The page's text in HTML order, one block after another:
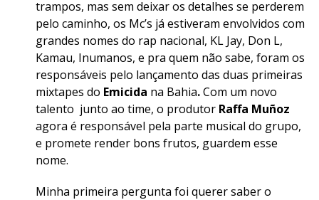
trampos, mas sem deixar os detalhes se perderem
pelo caminho, os Mc’s já estiveram envolvidos com
grandes nomes do rap nacional, KL Jay, Don L,
Kamau, Inumanos, e pra quem não sabe, foram os
responsáveis pelo lançamento das duas primeiras
mixtapes do Emicida na Bahia.Com um novo
talento junto ao time, o produtor Raffa Muñoz
agora é responsável pela parte musical do grupo,
e promete render bons frutos, guardem esse
nome.
Minha primeira pergunta foi querer saber o